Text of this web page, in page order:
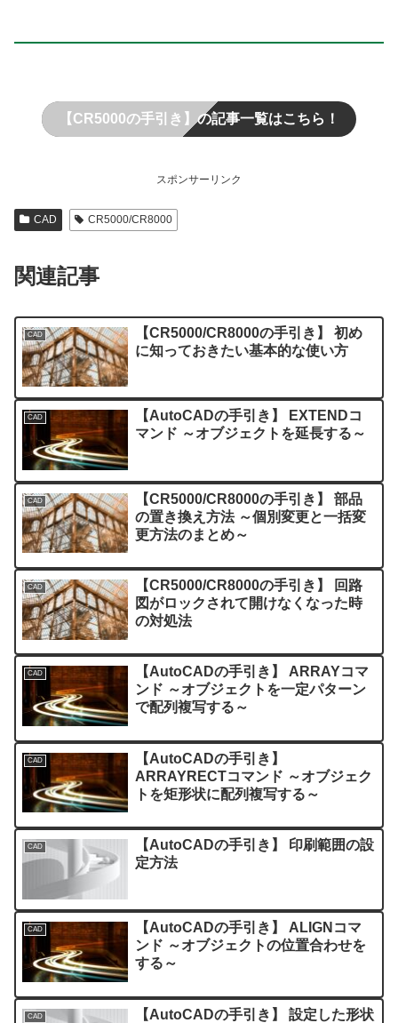
【CR5000の手引き】の記事一覧はこちら！
スポンサーリンク
CAD CR5000/CR8000
関連記事
CAD
【CR5000/CR8000の手引き】 初め
に知っておきたい基本的な使い方
CAD
【AutoCADの手引き】 EXTENDコ
マンド ～オブジェクトを延長する～
CAD
【CR5000/CR8000の手引き】 部品
の置き換え方法 ～個別変更と一括変
更方法のまとめ～
CAD
【CR5000/CR8000の手引き】 回路
図がロックされて開けなくなった時
の対処法
CAD
【AutoCADの手引き】 ARRAYコマ
ンド ～オブジェクトを一定パターン
で配列複写する～
CAD
【AutoCADの手引き】
ARRAYRECTコマンド ～オブジェク
トを矩形状に配列複写する～
CAD
【AutoCADの手引き】 印刷範囲の設
定方法
CAD
【AutoCADの手引き】 ALIGNコマ
ンド ～オブジェクトの位置合わせを
する～
CAD
【AutoCADの手引き】 設定した形状